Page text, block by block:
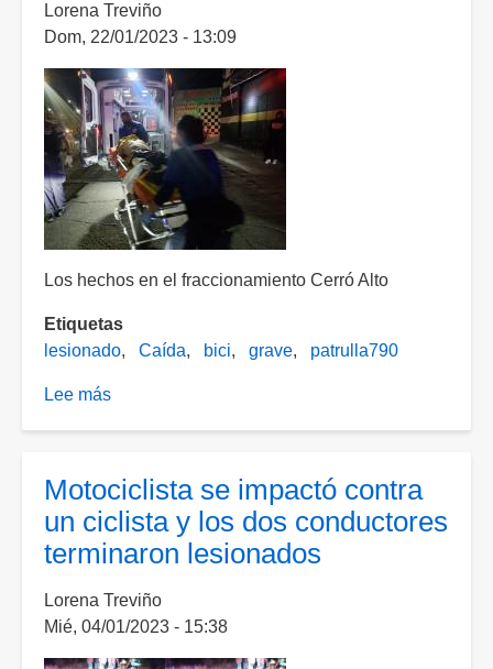
de
un
autolavado
Lorena Treviño
Dom, 22/01/2023 - 13:09
Los hechos en el fraccionamiento Cerró Alto
Etiquetas
lesionado
Caída bici grave patrulla790
Lee más
y
la
muerte
encuentra
un
hombre
Motociclista se impactó contra
un ciclista y los dos conductores
terminaron lesionados
Lorena Treviño
Mié, 04/01/2023 - 15:38